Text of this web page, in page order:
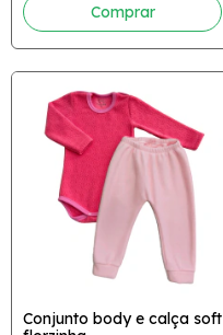
Comprar
Conjunto body e calça soft